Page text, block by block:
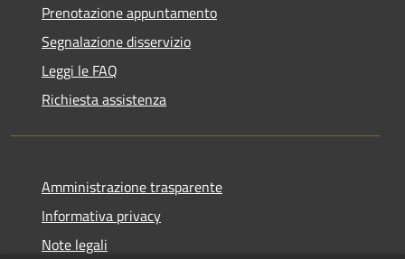
Prenotazione appuntamento
Segnalazione disservizio
Leggi le FAQ
Richiesta assistenza
Amministrazione trasparente
Informativa privacy
Note legali